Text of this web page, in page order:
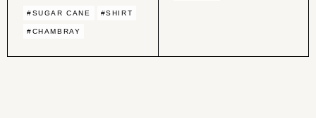
#SUGAR CANE #SHIRT
#CHAMBRAY